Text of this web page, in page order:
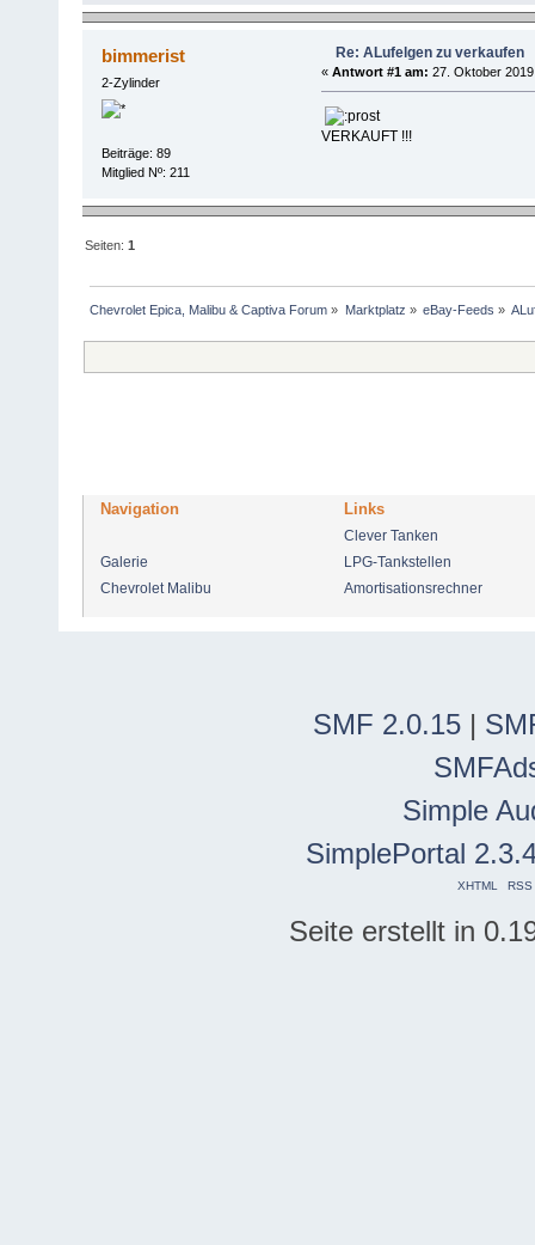
bimmerist
2-Zylinder
Beiträge: 89
Mitglied Nº: 211
Re: ALufelgen zu verkaufen
« Antwort #1 am: 27. Oktober
VERKAUFT !!!
Seiten:1
Chevrolet Epica, Malibu & Captiva Forum » Marktplatz » eBay-Feeds »
Navigation Links
Clever Tanken
Galerie
LPG-Tankstellen
Chevrolet Malibu
Amortisationsrechner
SMF 2.0.15 |
Simple
SimplePortal
XHTML RSS
Seite erstellt in